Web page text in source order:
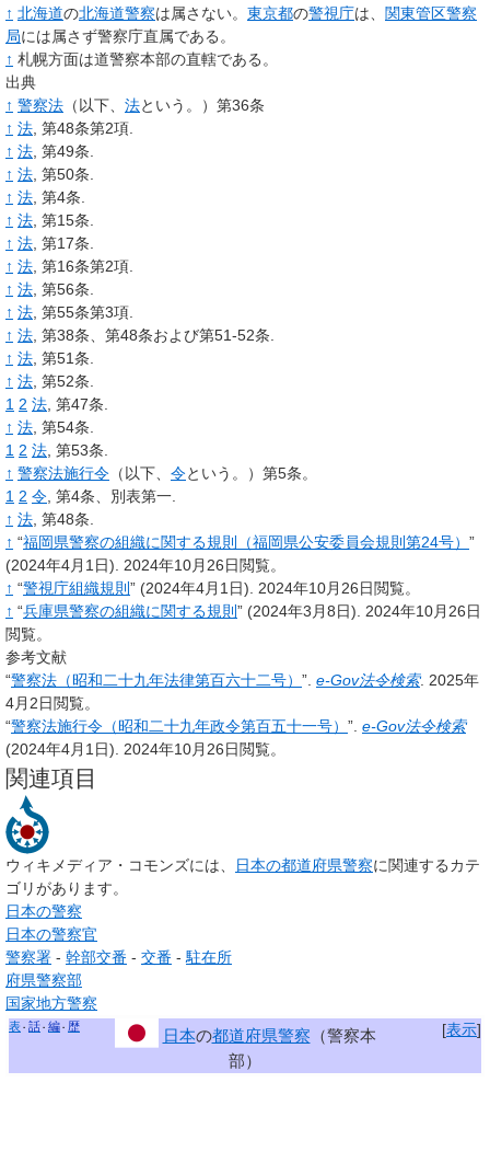
↑ 北海道の北海道警察は属さない。 東京都の警視庁は、 関東管区警察
局には属さず警察庁直属である。
↑ 札幌方面は道警察本部の直轄である。
出典
↑ 警察法 （以下、 法という。）第36条
↑ 法 , 第48条第2項.
↑ 法 , 第49条.
↑ 法 , 第50条.
↑ 法 , 第4条.
↑ 法 , 第15条.
↑ 法 , 第17条.
↑ 法 , 第16条第2項.
↑ 法 , 第56条.
↑ 法 , 第55条第3項.
↑ 法 , 第38条、第48条および第51-52条.
↑ 法 , 第51条.
↑ 法 , 第52条.
1 2 法 , 第47条.
↑ 法 , 第54条.
1 2 法 , 第53条.
↑ 警察法施行令 （以下、 令という。）第5条。
1 2 令 , 第4条、別表第一.
↑ 法 , 第48条.
↑ “福岡県警察の組織に関する規則（福岡県公安委員会規則第24号） ”
(2024年4月1日).
2024年10月26日閲覧。
↑ “警視庁組織規則 ” (2024年4月1日).
2024年10月26日閲覧。
↑ “兵庫県警察の組織に関する規則 ” (2024年3月8日).
2024年10月26日
閲覧。
参考文献
“警察法（昭和二十九年法律第百六十二号） ”. e-Gov法令検索. 2025年
4月2日閲覧。
“警察法施行令（昭和二十九年政令第百五十一号） ”. e-Gov法令検索
(2024年4月1日).
2024年10月26日閲覧。
関連項目
ウィキメディア・コモンズには、 日本の都道府県警察に関連するカテ
ゴリがあります。
日本の警察
日本の警察官
警察署 - 幹部交番 - 交番 - 駐在所
府県警察部
国家地方警察
[表示]
表 話 編 歴 日本の都道府県警察 （警察本
部）